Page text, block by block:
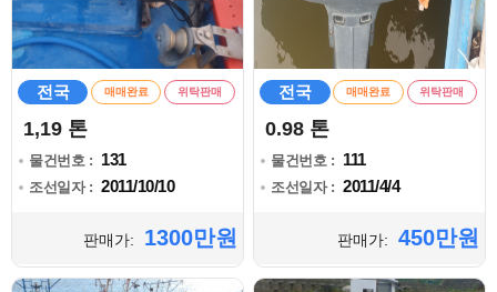
전국 매매완료 위탁판매
1,19 톤
물건번호 : 131
조선일자 : 2011/10/10
판매가: 1300만원
전국 매매완료 위탁판매
0.98 톤
물건번호 : 111
조선일자 : 2011/4/4
판매가: 450만원